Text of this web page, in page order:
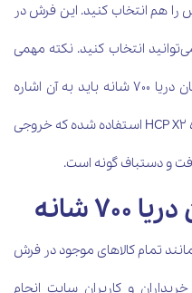
را هم انتخاب کنید. این فرش در
انتخاب کنید. نکته مهمی
دیگری که درباره ویژگی‌های فرش افشان دریا 700 شانه باید به آن اشاره
HCP X2استفاده شده که خروجی
و دستباف گونه است.
شانه
700 شانه هم مانند تمام کالاهای موجود در فرش
و کاربران سایت انجام